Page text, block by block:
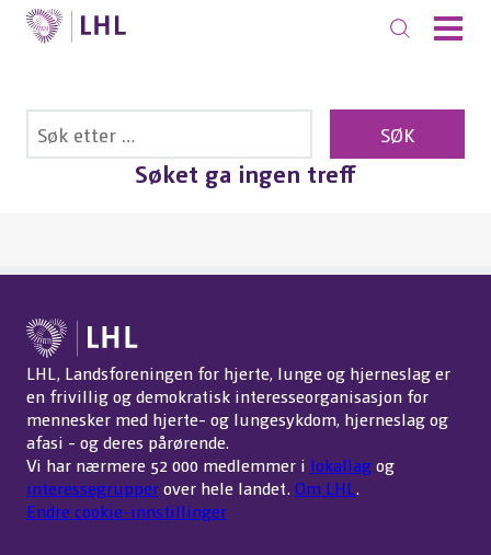
Søket ga ingen treff
LHL, Landsforeningen for hjerte, lunge og hjerneslag er
en frivillig og demokratisk interesseorganisasjon for
mennesker med hjerte- og lungesykdom, hjerneslag og
afasi - og deres pårørende.
Vi har nærmere 52 000 medlemmer i lokallagog
interessegrupperover hele landet. Om LHL.
Endre cookie-innstillinger